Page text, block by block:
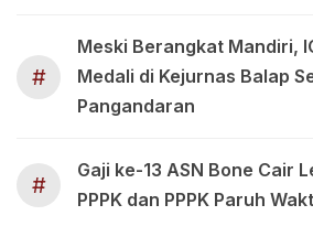
#
Meski Berangkat Mandiri,
Medali di Kejurnas Balap
Pangandaran
#
Gaji ke-13 ASN Bone Cair
PPPK dan PPPK Paruh